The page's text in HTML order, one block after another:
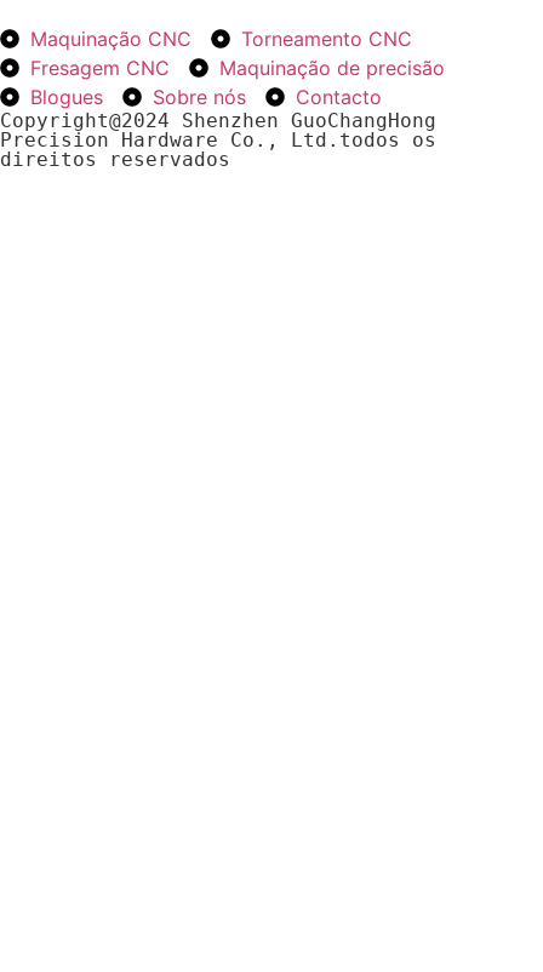
Maquinação CNC
Torneamento CNC
Fresagem CNC
Maquinação de precisão
Blogues
Sobre nós Contacto
Copyright@2024 Shenzhen GuoChangHong
Precision Hardware Co., Ltd.todos os
direitos reservados